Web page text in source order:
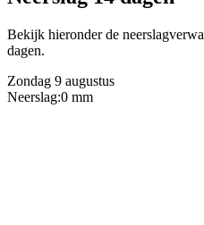
Bekijk hieronder de
dagen.
Zondag 9 augustus
Neerslag:0 mm